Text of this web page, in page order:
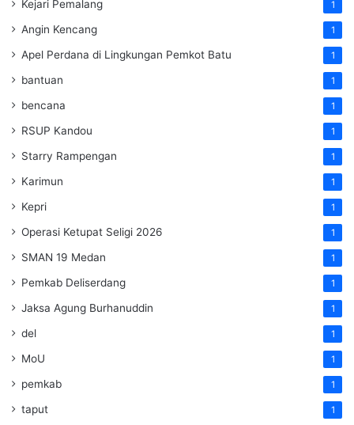
Kejari Pemalang 1
Angin Kencang 1
Apel Perdana di Lingkungan Pemkot Batu 1
bantuan 1
bencana 1
RSUP Kandou 1
Starry Rampengan 1
Karimun 1
Kepri 1
Operasi Ketupat Seligi 2026 1
SMAN 19 Medan 1
Pemkab Deliserdang 1
Jaksa Agung Burhanuddin 1
del 1
MoU 1
pemkab 1
taput 1